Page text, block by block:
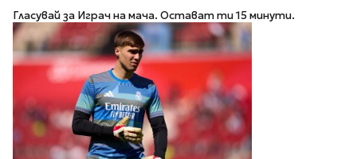
Гласувай за Играч на мача. Остават ти 15 минути.